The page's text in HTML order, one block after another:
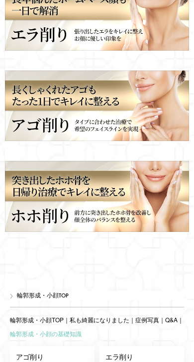
輪郭形成・小顔TOP
輪郭形成・小顔TOP ｜ 私も綺麗になりました ｜ 症例写真 ｜ Q&A ｜
輪郭形成・小顔の基礎知識
アゴ削り エラ削り